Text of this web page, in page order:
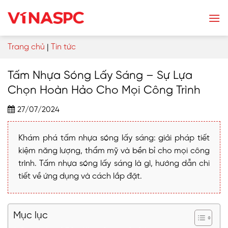
Trang chủ | Tin tức
Tấm Nhựa Sóng Lấy Sáng – Sự Lựa
Chọn Hoàn Hảo Cho Mọi Công Trình
27/07/2024
Khám phá tấm nhựa sóng lấy sáng: giải pháp tiết
kiệm năng lượng, thẩm mỹ và bền bỉ cho mọi công
trình. Tấm nhựa sóng lấy sáng là gì, hướng dẫn chi
tiết về ứng dụng và cách lắp đặt.
Mục lục